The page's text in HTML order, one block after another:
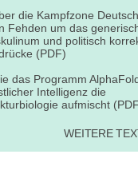
die Kampfzone
Fehden um das
und politisch
(PDF)
das Programm
Intelligenz die
aufmischt
WEITERE